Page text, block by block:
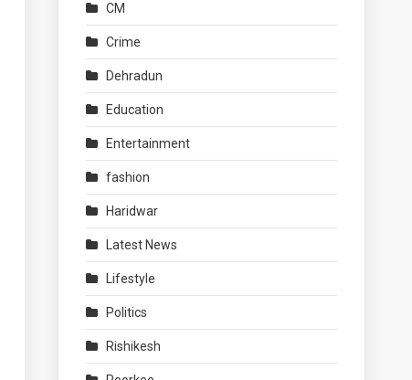
CM
Crime
Dehradun
Education
Entertainment
fashion
Haridwar
Latest News
Lifestyle
Politics
Rishikesh